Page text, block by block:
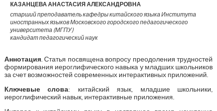
КАЗАНЦЕВА АНАСТАСИЯ АЛЕКСАНДРОВНА
старший преподаватель кафедры китайского языка Института
иностранных языков Московского городского педагогического
университета (МГПУ)
кандидат педагогический наук
Аннотация. Статья посвящена вопросу преодоления трудностей
формирования иероглифического навыка у младших школьников
за счет возможностей современных интерактивных приложений.
Ключевые слова: китайский язык, младшие школьники,
иероглифический навык, интерактивные приложения.